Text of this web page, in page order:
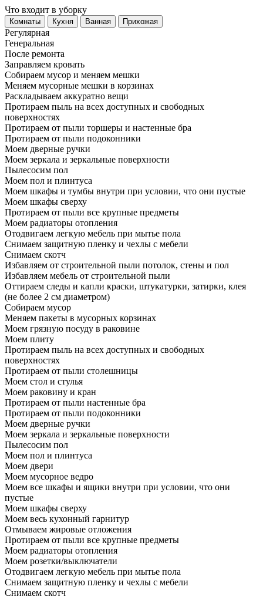
Что входит в уборку
Регу­лярная
Гене­ральная
После ремонта
Заправляем кровать
Собираем мусор и меняем мешки
Меняем мусорные мешки в корзинах
Раскладываем аккуратно вещи
Протираем пыль на всех доступных и свободных
поверхностях
Протираем от пыли торшеры и настенные бра
Протираем от пыли подоконники
Моем дверные ручки
Моем зеркала и зеркальные поверхности
Пылесосим пол
Моем пол и плинтуса
Моем шкафы и тумбы внутри при условии, что они пустые
Моем шкафы сверху
Протираем от пыли все крупные предметы
Моем радиаторы отопления
Отодвигаем легкую мебель при мытье пола
Снимаем защитную пленку и чехлы с мебели
Снимаем скотч
Избавляем от строительной пыли потолок, стены и пол
Избавляем мебель от строительной пыли
Оттираем следы и капли краски, штукатурки, затирки, клея
(не более 2 см диаметром)
Собираем мусор
Меняем пакеты в мусорных корзинах
Моем грязную посуду в раковине
Моем плиту
Протираем пыль на всех доступных и свободных
поверхностях
Протираем от пыли столешницы
Моем стол и стулья
Моем раковину и кран
Протираем от пыли настенные бра
Протираем от пыли подоконники
Моем дверные ручки
Моем зеркала и зеркальные поверхности
Пылесосим пол
Моем пол и плинтуса
Моем двери
Моем мусорное ведро
Моем все шкафы и ящики внутри при условии, что они
пустые
Моем шкафы сверху
Моем весь кухонный гарнитур
Отмываем жировые отложения
Протираем от пыли все крупные предметы
Моем радиаторы отопления
Моем розетки/выключатели
Отодвигаем легкую мебель при мытье пола
Снимаем защитную пленку и чехлы с мебели
Снимаем скотч